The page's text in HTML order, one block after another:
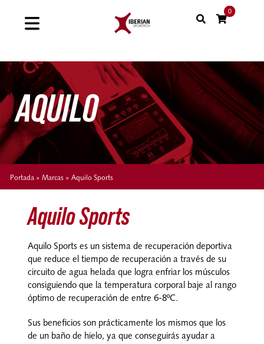
Toggle
Home
Shop
Soluciones
Proyectos
Sinergias
Nosotros
Contacto
Mi cuenta
0
AQUILO
Portada »Marcas »Aquilo Sports
Aquilo Sports
Aquilo Sports es un sistema de recuperación deportiva
que reduce el tiempo de recuperación a través de su
circuito de agua helada que logra enfriar los músculos
consiguiendo que la temperatura corporal baje al rango
óptimo de recuperación de entre 6-8ºC.
Sus beneficios son prácticamente los mismos que los
de un baño de hielo, ya que conseguirás ayudar a